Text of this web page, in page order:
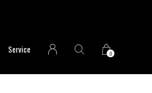
Service 0